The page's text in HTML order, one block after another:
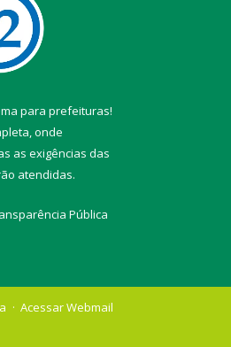
para prefeituras!
onde
as exigências das
atendidas.
Pública
Acessar Webmail